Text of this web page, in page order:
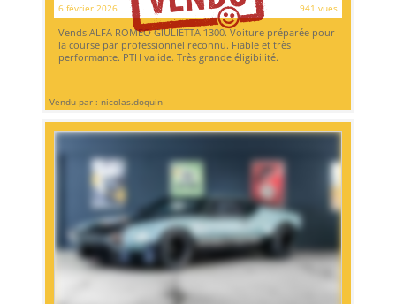
6 février 2026
941 vues
Vends ALFA ROMEO GIULIETTA 1300. Voiture préparée pour
la course par professionnel reconnu. Fiable et très
performante. PTH valide. Très grande éligibilité.
Vendu par : nicolas.doquin